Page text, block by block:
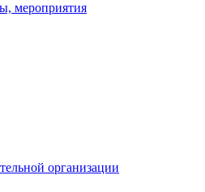
мероприятия
организации